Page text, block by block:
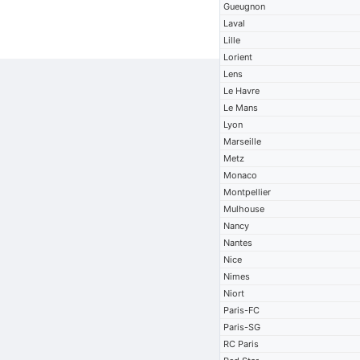
Gueugnon
Laval
Lille
Lorient
Lens
Le Havre
Le Mans
Lyon
Marseille
Metz
Monaco
Montpellier
Mulhouse
Nancy
Nantes
Nice
Nimes
Niort
Paris-FC
Paris-SG
RC Paris